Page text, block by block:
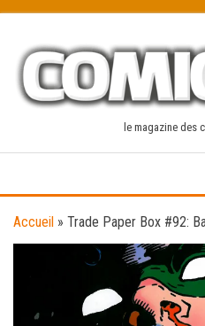
content
le magazine des
Accueil » Trade Paper Box #92: